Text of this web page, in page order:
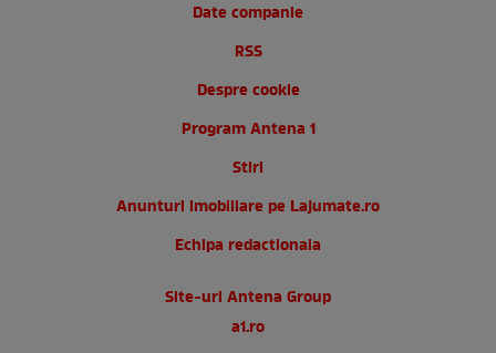
Date companie
RSS
Despre cookie
Program Antena 1
Stiri
Anunturi imobiliare pe Lajumate.ro
Echipa redactionala
Site-uri Antena Group
a1.ro